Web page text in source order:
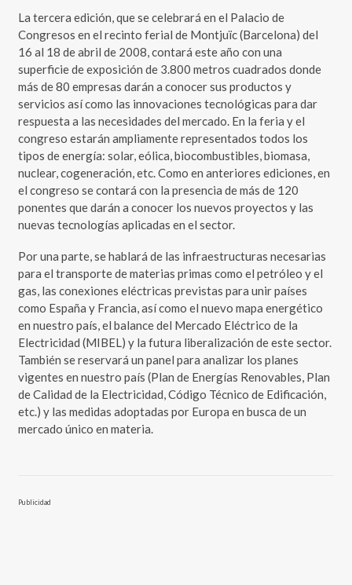
La tercera edición, que se celebrará en el Palacio de
Congresos en el recinto ferial de Montjuïc (Barcelona) del
16 al 18 de abril de 2008, contará este año con una
superficie de exposición de 3.800 metros cuadrados donde
más de 80 empresas darán a conocer sus productos y
servicios así como las innovaciones tecnológicas para dar
respuesta a las necesidades del mercado. En la feria y el
congreso estarán ampliamente representados todos los
tipos de energía: solar, eólica, biocombustibles, biomasa,
nuclear, cogeneración, etc. Como en anteriores ediciones, en
el congreso se contará con la presencia de más de 120
ponentes que darán a conocer los nuevos proyectos y las
nuevas tecnologías aplicadas en el sector.
Por una parte, se hablará de las infraestructuras necesarias
para el transporte de materias primas como el petróleo y el
gas, las conexiones eléctricas previstas para unir países
como España y Francia, así como el nuevo mapa energético
en nuestro país, el balance del Mercado Eléctrico de la
Electricidad (MIBEL) y la futura liberalización de este sector.
También se reservará un panel para analizar los planes
vigentes en nuestro país (Plan de Energías Renovables, Plan
de Calidad de la Electricidad, Código Técnico de Edificación,
etc.) y las medidas adoptadas por Europa en busca de un
mercado único en materia.
Publicidad